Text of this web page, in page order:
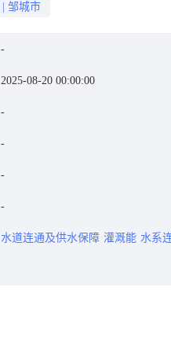
邹城市
2025-08-20 00:00:00
水道连通及供水保障 灌溉能 水系